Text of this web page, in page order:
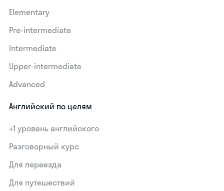
Elementary
Pre-intermediate
Intermediate
Upper-intermediate
Advanced
Английский по целям
+1 уровень английского
Разговорный курс
Для переезда
Для путешествий